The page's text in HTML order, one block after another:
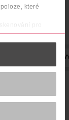
které
pro
údaje, a nastavte
můžete kdykoliv
funkcí sociálních
údaje.
deset kmenů
součástí
pečovat o jeho